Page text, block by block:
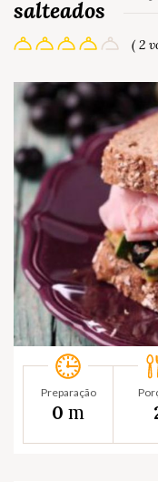
salteados
( 2
Preparação
0 m